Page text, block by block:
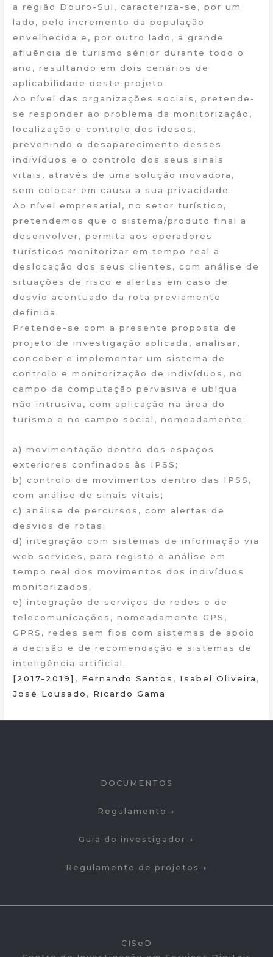
a região Douro-Sul, caracteriza-se, por um
lado, pelo incremento da população
envelhecida e, por outro lado, a grande
afluência de turismo sénior durante todo o
ano, resultando em dois cenários de
aplicabilidade deste projeto.
Ao nível das organizações sociais, pretende-
se responder ao problema da monitorização,
localização e controlo dos idosos,
prevenindo o desaparecimento desses
indivíduos e o controlo dos seus sinais
vitais, através de uma solução inovadora,
sem colocar em causa a sua privacidade.
Ao nível empresarial, no setor turístico,
pretendemos que o sistema/produto final a
desenvolver, permita aos operadores
turísticos monitorizar em tempo real a
deslocação dos seus clientes, com análise de
situações de risco e alertas em caso de
desvio acentuado da rota previamente
definida.
Pretende-se com a presente proposta de
projeto de investigação aplicada, analisar,
conceber e implementar um sistema de
controlo e monitorização de indivíduos, no
campo da computação pervasiva e ubíqua
não intrusiva, com aplicação na área do
turismo e no campo social, nomeadamente:
a) movimentação dentro dos espaços
exteriores confinados às IPSS;
b) controlo de movimentos dentro das IPSS,
com análise de sinais vitais;
c) análise de percursos, com alertas de
desvios de rotas;
d) integração com sistemas de informação via
web services, para registo e análise em
tempo real dos movimentos dos indivíduos
monitorizados;
e) integração de serviços de redes e de
telecomunicações, nomeadamente GPS,
GPRS, redes sem fios com sistemas de apoio
à decisão e de recomendação e sistemas de
inteligência artificial.
[2017-2019] , Fernando Santos , Isabel Oliveira ,
José Lousado , Ricardo Gama
DOCUMENTOS
Regulamento
Guia do investigador
Regulamento de projetos
CISeD